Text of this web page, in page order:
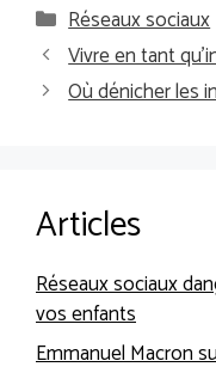
Catégories
Réseaux sociaux
Vivre en tant
Où dénicher les
Articles
Réseaux sociaux
vos enfants
Emmanuel Macron